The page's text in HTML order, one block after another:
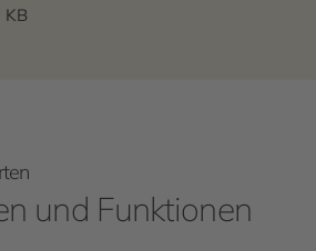
KB
und Funktionen